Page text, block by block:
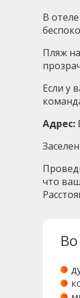
В
Пляж
Если у
Адрес:
что